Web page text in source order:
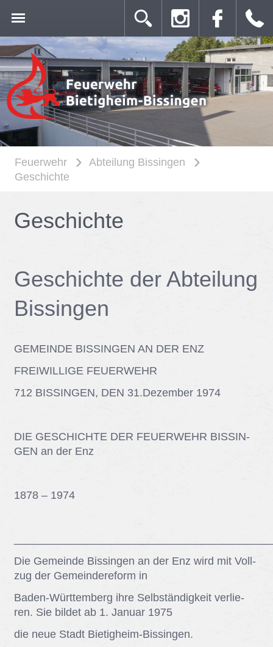
Feuerwehr
Abteilung Bissingen
Geschichte
Ge­schich­te
Ge­schich­te der Ab­tei­lung
Bis­sin­gen
GE­MEIN­DE BIS­SIN­GEN AN DER ENZ
FREI­WIL­LI­GE FEU­ER­WEHR
712 BIS­SIN­GEN, DEN 31.De­zem­ber 1974
DIE GE­SCHICH­TE DER FEU­ER­WEHR BIS­SIN­
GEN an der Enz
1878 – 1974
Die Ge­mein­de Bis­sin­gen an der Enz wird mit Voll­
zug der Ge­mein­de­re­form in
Ba­den-Würt­tem­berg ihre Selb­stän­dig­keit ver­lie­
ren. Sie bil­det ab 1. Ja­nu­ar 1975
die neue Stadt Bie­tig­heim-Bis­sin­gen.